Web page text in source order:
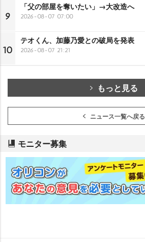
9
「父の部屋を奪いたい」→大改造へ
2026-08-07 07:00
10
テオくん、加藤乃愛との破局を発表
2026-08-07 21:21
もっと見る
ニュース一覧へ戻る
モニター募集